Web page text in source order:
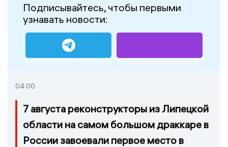
Подписывайтесь, чтобы первыми
узнавать новости:
04:00
7 августа реконструкторы из Липецкой
области на самом большом драккаре в
России завоевали первое место в